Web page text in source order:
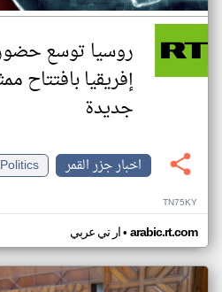
روسيا توسع
جديدة
اخبار جزر القمر
Politics
TN75KY
ار تي عربي• arabic.rt.com